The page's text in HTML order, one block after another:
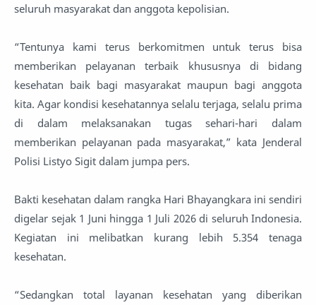
seluruh masyarakat dan anggota kepolisian.
“Tentunya kami terus berkomitmen untuk terus bisa
memberikan pelayanan terbaik khususnya di bidang
kesehatan baik bagi masyarakat maupun bagi anggota
kita. Agar kondisi kesehatannya selalu terjaga, selalu prima
di dalam melaksanakan tugas sehari-hari dalam
memberikan pelayanan pada masyarakat,” kata Jenderal
Polisi Listyo Sigit dalam jumpa pers.
Bakti kesehatan dalam rangka Hari Bhayangkara ini sendiri
digelar sejak 1 Juni hingga 1 Juli 2026 di seluruh Indonesia.
Kegiatan ini melibatkan kurang lebih 5.354 tenaga
kesehatan.
“Sedangkan total layanan kesehatan yang diberikan